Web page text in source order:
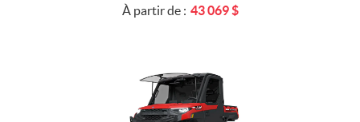
À partir de : 43 069$